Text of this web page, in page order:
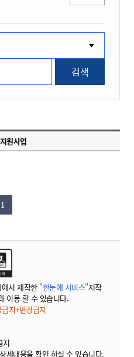
검색
지원사업
1
서 제작한 "한눈에 서비스"저작
이용 할 수 있습니다.
지+변경금지
지
세내용을 확인 하실 수 있습니다.